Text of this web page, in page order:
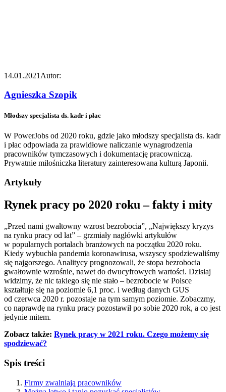
14.01.2021 Autor:
Agnieszka Szopik
Młodszy specjalista ds. kadr i płac
W PowerJobs od 2020 roku, gdzie jako młodszy specjalista ds. kadr
i płac odpowiada za prawidłowe naliczanie wynagrodzenia
pracowników tymczasowych i dokumentację pracowniczą.
Prywatnie miłośniczka literatury zainteresowana kulturą Japonii.
Artykuły
Rynek pracy po 2020 roku – fakty i mity
„Przed nami gwałtowny wzrost bezrobocia”, „Największy kryzys
na rynku pracy od lat” – grzmiały nagłówki artykułów
w popularnych portalach branżowych na początku 2020 roku.
Kiedy wybuchła pandemia koronawirusa, wszyscy spodziewaliśmy
się najgorszego. Analitycy prognozowali, że stopa bezrobocia
gwałtownie wzrośnie, nawet do dwucyfrowych wartości. Dzisiaj
widzimy, że nic takiego się nie stało – bezrobocie w Polsce
kształtuje się na poziomie 6,1 proc. i według danych GUS
od czerwca 2020 r. pozostaje na tym samym poziomie. Zobaczmy,
co naprawdę na rynku pracy pozostawił po sobie 2020 rok, a co jest
jedynie mitem.
Zobacz także: Rynek pracy w 2021 roku. Czego możemy się
spodziewać?
Spis treści
Firmy zwalniają pracowników